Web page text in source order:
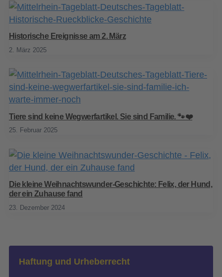
Historische Ereignisse am 2. März
2. März 2025
Tiere sind keine Wegwerfartikel. Sie sind Familie. 🐾❤️
25. Februar 2025
Die kleine Weihnachtswunder-Geschichte: Felix, der Hund,
der ein Zuhause fand
23. Dezember 2024
Haftung und Urheberrecht